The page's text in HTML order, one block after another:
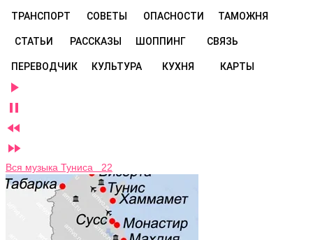
ТРАНСПОРТ СОВЕТЫ ОПАСНОСТИ ТАМОЖНЯ
СТАТЬИ РАССКАЗЫ ШОППИНГ СВЯЗЬ
ПЕРЕВОДЧИК КУЛЬТУРА КУХНЯ КАРТЫ




Вся музыка Туниса 22